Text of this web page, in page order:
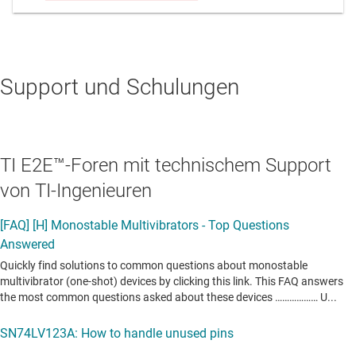
Support und Schulungen
TI E2E™-Foren mit technischem Support
von TI-Ingenieuren